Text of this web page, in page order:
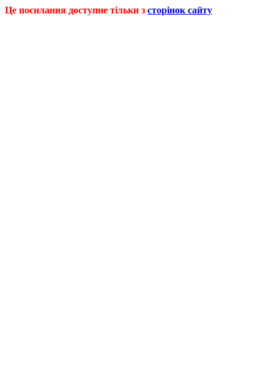
Це посилання доступне тільки з сторінок сайту